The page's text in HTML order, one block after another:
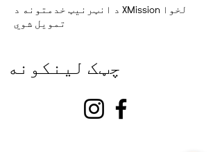
د انټرنیټ خدمتونه د XMission لخوا
تمویل شوي
چټک لینکونه